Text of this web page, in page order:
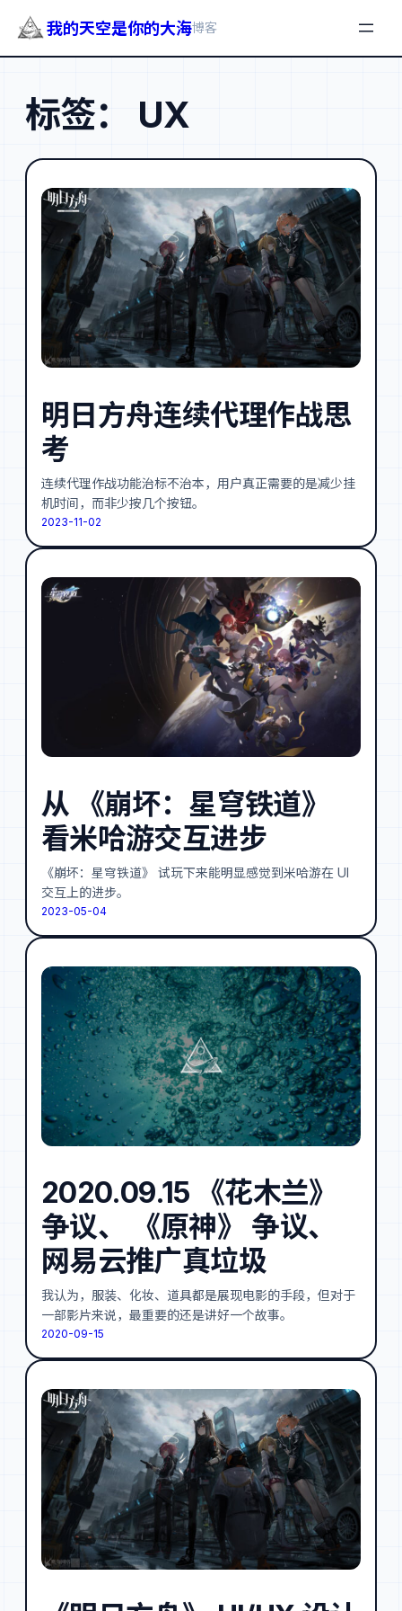
我的天空是你的大海博客
标签： UX
明日方舟连续代理作战思
考
连续代理作战功能治标不治本，用户真正需要的是减少挂
机时间，而非少按几个按钮。
2023-11-02
从 《崩坏：星穹铁道》
看米哈游交互进步
《崩坏：星穹铁道》 试玩下来能明显感觉到米哈游在 UI
交互上的进步。
2023-05-04
2020.09.15 《花木兰》
争议、 《原神》 争议、
网易云推广真垃圾
我认为，服装、化妆、道具都是展现电影的手段，但对于
一部影片来说，最重要的还是讲好一个故事。
2020-09-15